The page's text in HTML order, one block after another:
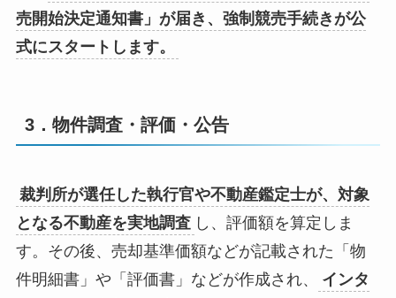
売開始決定通知書」が届き、強制競売手続きが公
式にスタートします。
3．物件調査・評価・公告
裁判所が選任した執行官や不動産鑑定士が、対象
となる不動産を実地調査 し、評価額を算定しま
す。その後、売却基準価額などが記載された「物
件明細書」や「評価書」などが作成され、
インタ